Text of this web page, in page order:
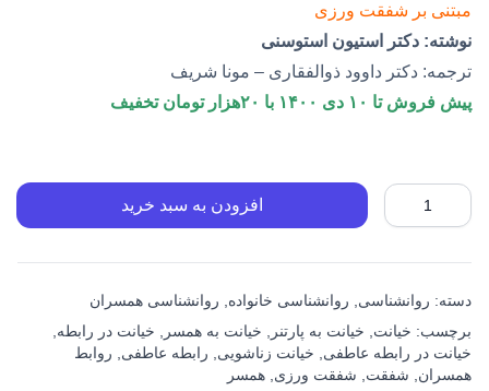
مبتنی بر شفقت ورزی
نوشته: دکتر استیون استوسنی
ترجمه: دکتر داوود ذوالفقاری – مونا شریف
پیش فروش تا ۱۰ دی ۱۴۰۰ با ۲۰هزار تومان تخفیف
افزودن به سبد خرید
دسته: روانشناسی روانشناسی خانواده
روانشناسی همسران
برچسب: خیانت خیانت به پارتنر خیانت به همسر خیانت در رابطه
خیانت در رابطه عاطفی
خیانت زناشویی رابطه عاطفی
روابط
همسران
شفقت شفقت ورزی همسر